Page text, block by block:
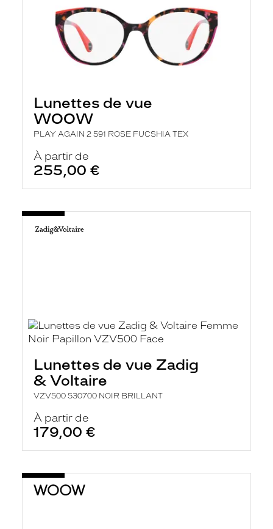
Lunettes de vue
WOOW
PLAY AGAIN 2 591 ROSE FUCSHIA TEX
À partir de
255,00 €
Lunettes de vue Zadig
& Voltaire
VZV500 530700 NOIR BRILLANT
À partir de
179,00 €